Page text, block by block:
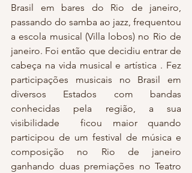
Brasil em bares do Rio de janeiro,
passando do samba ao jazz, frequentou
a escola musical (Villa lobos) no Rio de
janeiro. Foi então que decidiu entrar de
cabeça na vida musical e artística . Fez
participações musicais no Brasil em
diversos Estados com bandas
conhecidas pela região, a sua
visibilidade  ficou maior quando
participou de um festival de música e
composição no Rio de janeiro
ganhando duas premiações no Teatro